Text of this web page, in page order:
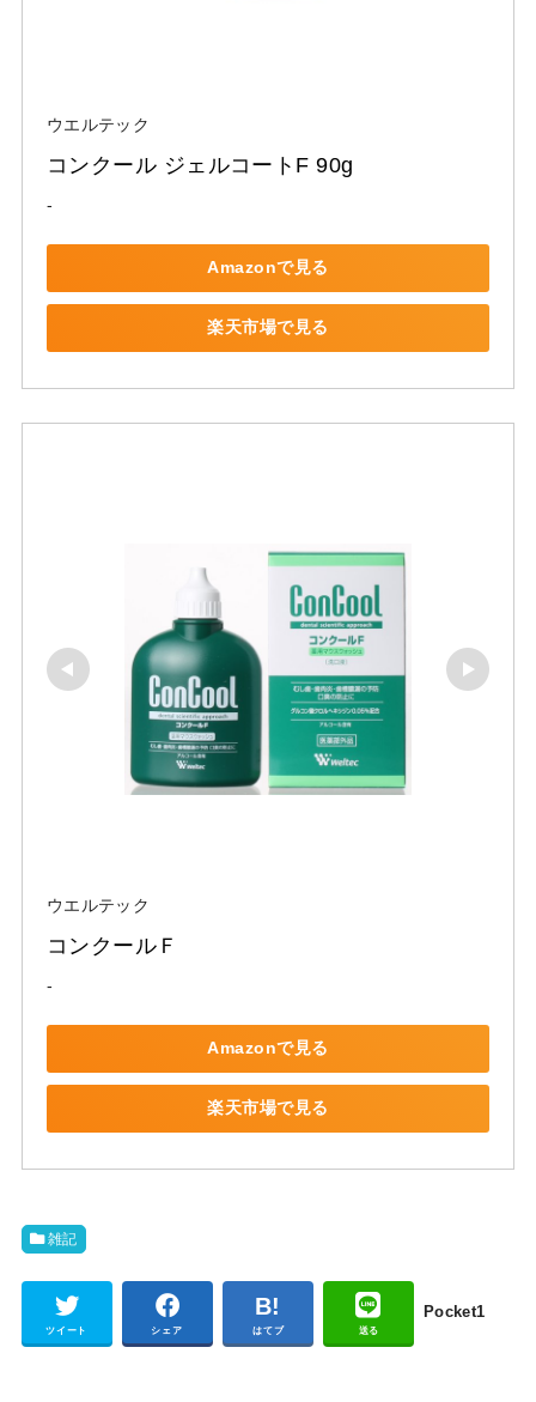
ウエルテック
コンクール ジェルコートF 90g
-
Amazonで見る
楽天市場で見る
ウエルテック
コンクールＦ
-
Amazonで見る
楽天市場で見る
雑記
ツイート シェア はてブ 送る
Pocket1